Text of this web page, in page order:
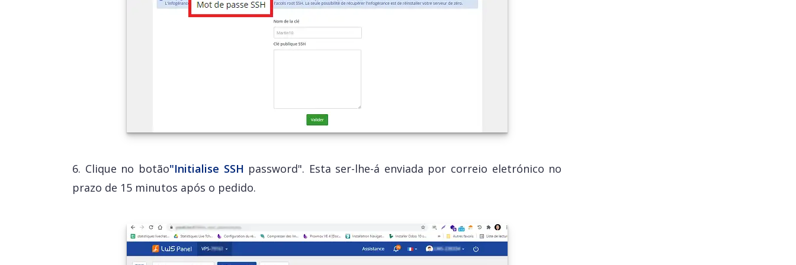
6. Clique no botão"Initialise SSH password". Esta ser-lhe-á enviada por correio eletrónico no
prazo de 15 minutos após o pedido.